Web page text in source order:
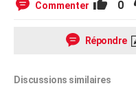
Commenter 0
Répondre
Discussions similaires